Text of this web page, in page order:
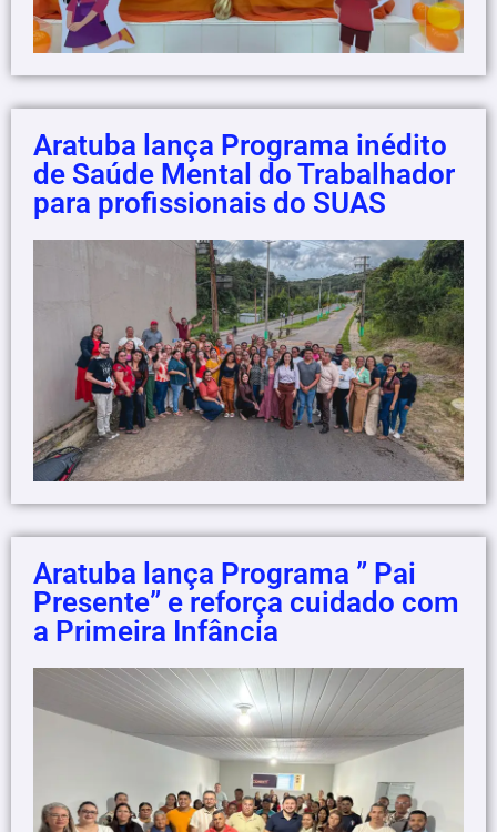
Aratuba lança Programa inédito
de Saúde Mental do Trabalhador
para profissionais do SUAS
Aratuba lança Programa ” Pai
Presente” e reforça cuidado com
a Primeira Infância